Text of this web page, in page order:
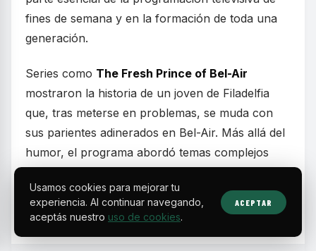
fines de semana y en la formación de toda una
generación.
Series como The Fresh Prince of Bel-Air
mostraron la historia de un joven de Filadelfia
que, tras meterse en problemas, se muda con
sus parientes adinerados en Bel-Air. Más allá del
humor, el programa abordó temas complejos
como la identidad racial y las diferencias
socioeconómicas, equilibrando risas con
momentos emotivos.
Usamos cookies para mejorar tu
experiencia. Al continuar navegando,
aceptás nuestro uso de cookies.
ACEPTAR